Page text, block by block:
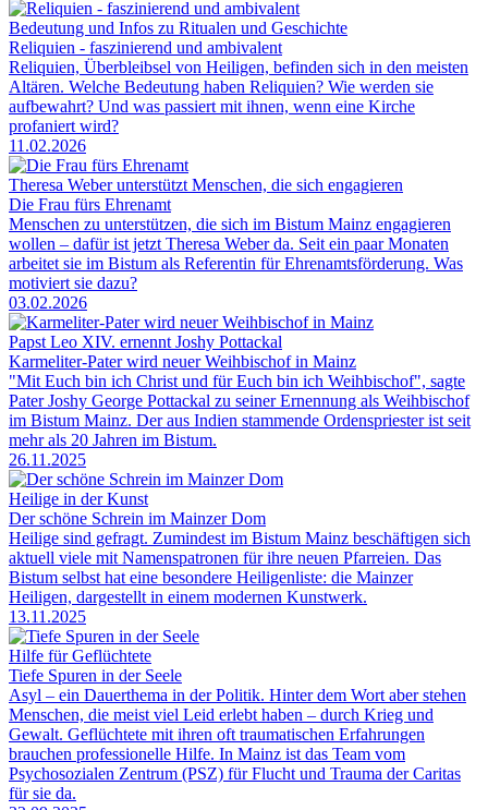
Bedeutung und Infos zu Ritualen und Geschichte
Reliquien - faszinierend und ambivalent
Reliquien, Überbleibsel von Heiligen, befinden sich in den meisten
Altären. Welche Bedeutung haben Reliquien? Wie werden sie
aufbewahrt? Und was passiert mit ihnen, wenn eine Kirche
profaniert wird?
11.02.2026
Theresa Weber unterstützt Menschen, die sich engagieren
Die Frau fürs Ehrenamt
Menschen zu unterstützen, die sich im Bistum Mainz engagieren
wollen – dafür ist jetzt Theresa Weber da. Seit ein paar Monaten
arbeitet sie im Bistum als Referentin für Ehrenamtsförderung. Was
motiviert sie dazu?
03.02.2026
Papst Leo XIV. ernennt Joshy Pottackal
Karmeliter-Pater wird neuer Weihbischof in Mainz
"Mit Euch bin ich Christ und für Euch bin ich Weihbischof", sagte
Pater Joshy George Pottackal zu seiner Ernennung als Weihbischof
im Bistum Mainz. Der aus Indien stammende Ordenspriester ist seit
mehr als 20 Jahren im Bistum.
26.11.2025
Heilige in der Kunst
Der schöne Schrein im Mainzer Dom
Heilige sind gefragt. Zumindest im Bistum Mainz beschäftigen sich
aktuell viele mit Namenspatronen für ihre neuen Pfarreien. Das
Bistum selbst hat eine besondere Heiligenliste: die Mainzer
Heiligen, dargestellt in einem modernen Kunstwerk.
13.11.2025
Hilfe für Geflüchtete
Tiefe Spuren in der Seele
Asyl – ein Dauerthema in der Politik. Hinter dem Wort aber stehen
Menschen, die meist viel Leid erlebt haben – durch Krieg und
Gewalt. Geflüchtete mit ihren oft traumatischen Erfahrungen
brauchen professionelle Hilfe. In Mainz ist das Team vom
Psychosozialen Zentrum (PSZ) für Flucht und Trauma der Caritas
für sie da.